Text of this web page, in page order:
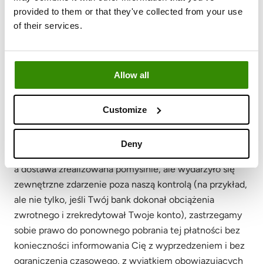
provided to them or that they've collected from your use
of their services.
Allow all
Customize
Deny
może niezależnie doliczyć własne koszty
administracyjne lub prawne. Dlatego też zaleca się, abyś
Subskrypcji, warunkami prawa do odstąpienia od
umowy oraz polityką zwrotów (jak opisano w sekcjach
9, 10 i 11 poniżej), aby uniknąć nieprzyjemnej sytuacji.
Zawsze traktuj priorytetowo dialog z naszą obsługą
klienta (Team Happiness), jeśli masz jakiekolwiek
wątpliwości dotyczące płatności lub dostawy. W
przypadku, gdy płatność została dokonana prawidłowo,
a dostawa zrealizowana pomyślnie, ale wydarzyło się
zewnętrzne zdarzenie poza naszą kontrolą (na przykład,
ale nie tylko, jeśli Twój bank dokonał obciążenia
zwrotnego i zrekredytował Twoje konto), zastrzegamy
sobie prawo do ponownego pobrania tej płatności bez
konieczności informowania Cię z wyprzedzeniem i bez
ograniczenia czasowego, z wyjątkiem obowiązujących